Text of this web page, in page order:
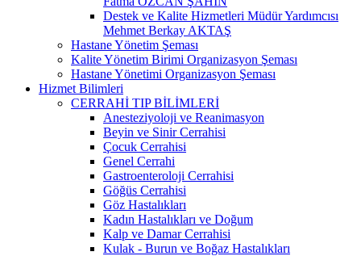
Destek ve Kalite Hizmetleri Müdür Yardımcısı
Mehmet Berkay AKTAŞ
Hastane Yönetim Şeması
Kalite Yönetim Birimi Organizasyon Şeması
Hastane Yönetimi Organizasyon Şeması
Hizmet Bilimleri
CERRAHİ TIP BİLİMLERİ
Anesteziyoloji ve Reanimasyon
Beyin ve Sinir Cerrahisi
Çocuk Cerrahisi
Genel Cerrahi
Gastroenteroloji Cerrahisi
Göğüs Cerrahisi
Göz Hastalıkları
Kadın Hastalıkları ve Doğum
Kalp ve Damar Cerrahisi
Kulak - Burun ve Boğaz Hastalıkları